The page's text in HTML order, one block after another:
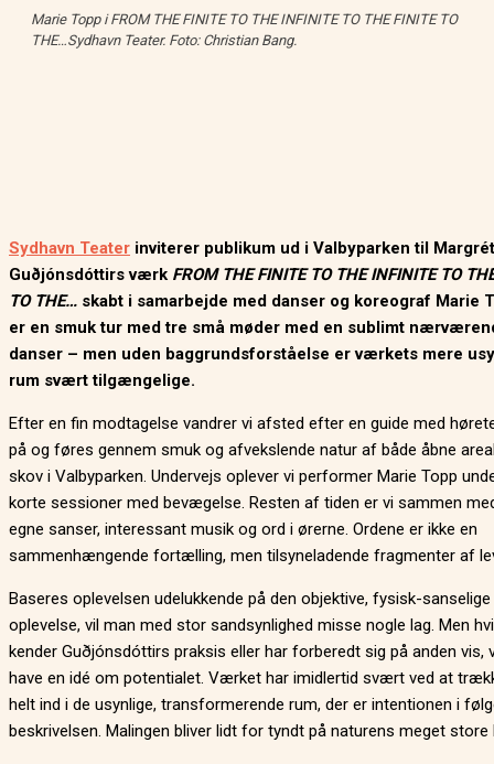
Marie Topp i FROM THE FINITE TO THE INFINITE TO THE FINITE TO
THE…Sydhavn Teater. Foto: Christian Bang.
Sydhavn Teater inviterer publikum ud i Valbyparken til
Guðjónsdóttirs værk FROM THE FINITE TO THE INFINITE TO
TO THE… skabt i samarbejde med danser og koreograf Marie
er en smuk tur med tre små møder med en sublimt
danser – men uden baggrundsforståelse er værkets mere
rum svært tilgængelige.
Efter en fin modtagelse vandrer vi afsted efter en guide med
på og føres gennem smuk og afvekslende natur af både åbne
skov i Valbyparken. Undervejs oplever vi performer Marie Topp
korte sessioner med bevægelse. Resten af tiden er vi sammen
egne sanser, interessant musik og ord i ørerne. Ordene er ikke en
sammenhængende fortælling, men tilsyneladende fragmenter af
Baseres oplevelsen udelukkende på den objektive, fysisk-sanselige
oplevelse, vil man med stor sandsynlighed misse nogle lag. Men
kender Guðjónsdóttirs praksis eller har forberedt sig på anden vis,
have en idé om potentialet. Værket har imidlertid svært ved at
helt ind i de usynlige, transformerende rum, der er intentionen i
beskrivelsen. Malingen bliver lidt for tyndt på naturens meget